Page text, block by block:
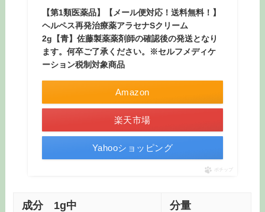
【第1類医薬品】【メール便対応！送料無料！】
ヘルペス再発治療薬アラセナSクリーム
2g【青】佐藤製薬薬剤師の確認後の発送となり
ます。何卒ご了承ください。※セルフメディケ
ーション税制対象商品
Amazon
楽天市場
Yahooショッピング
ポチップ
成分 1g中 分量